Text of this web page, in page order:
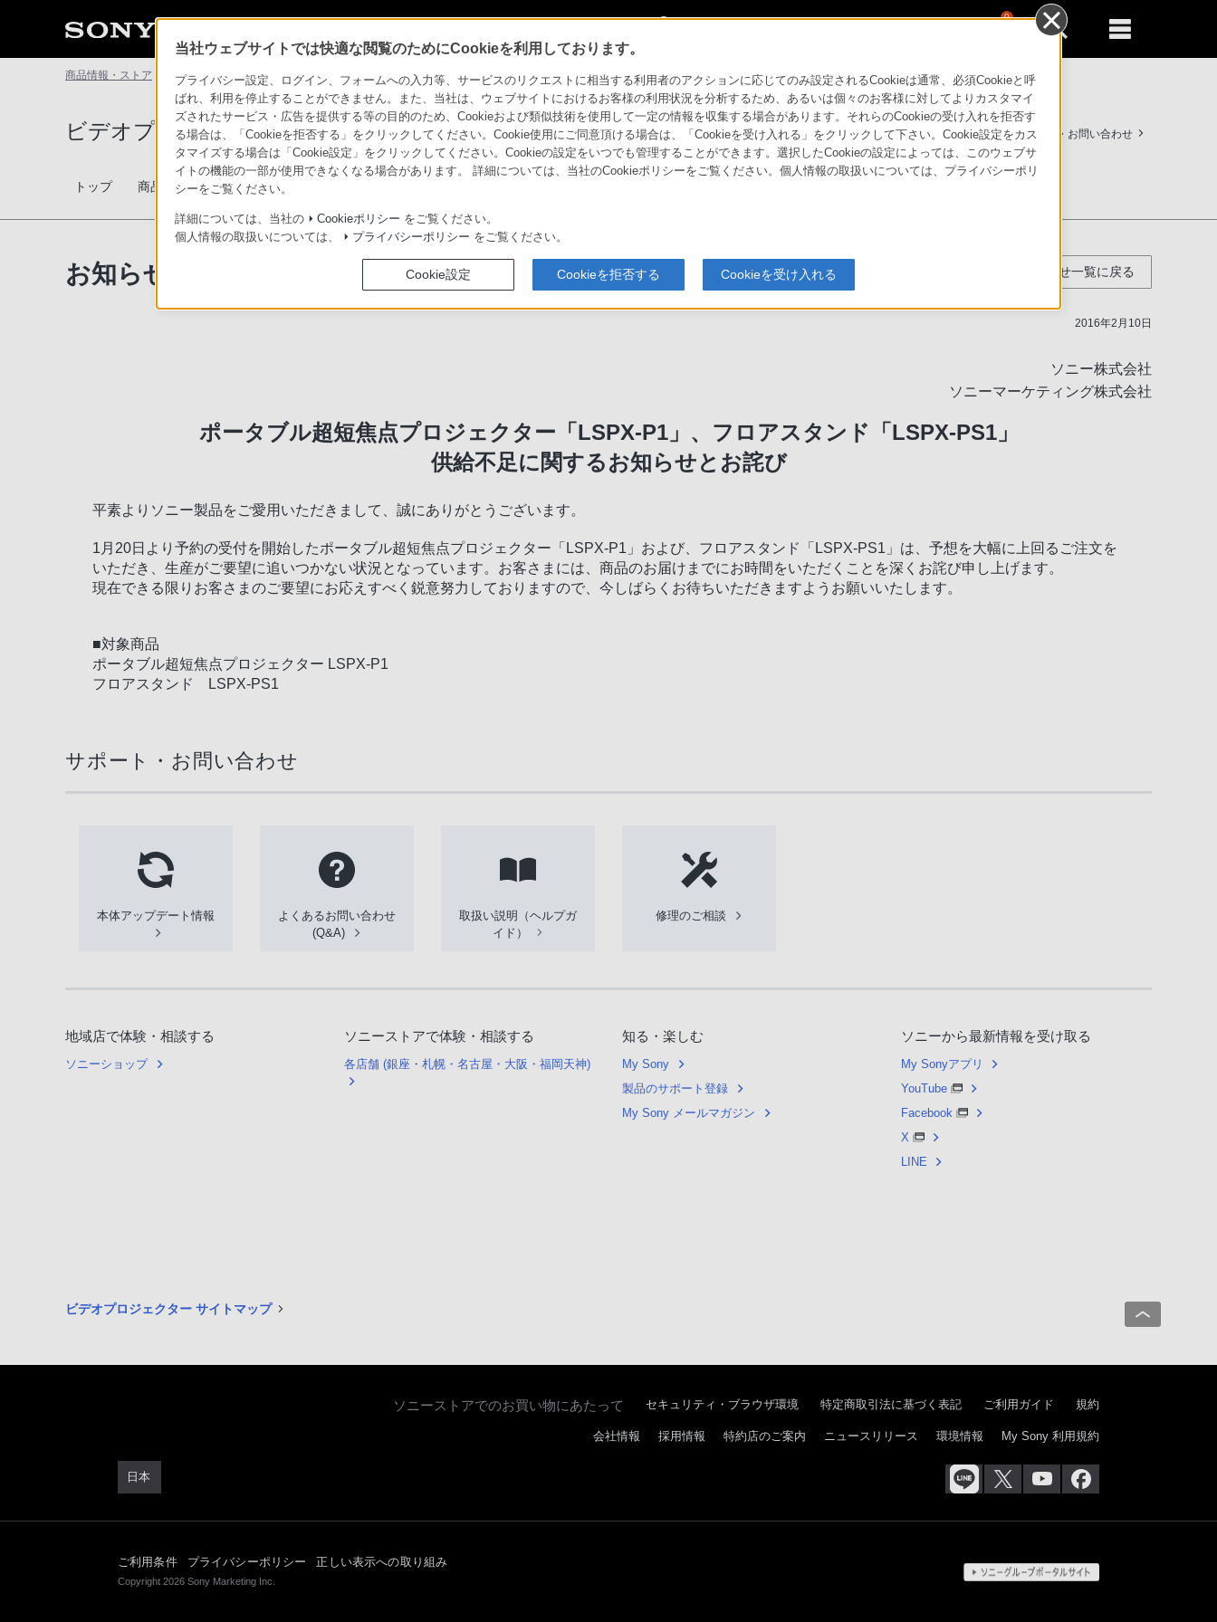
0
商品情報・ストア ビデオプロジェクター お知らせ
ビデオプロジェクター サポート・お問い合わせ
トップ 商品一覧 関連商品 比較表
ソニーストア
お知らせ お知らせ一覧に戻る
2016年2月10日
ソニー株式会社
ソニーマーケティング株式会社
ポータブル超短焦点プロジェクター「LSPX-P1」、フロアスタンド「LSPX-PS1」
供給不足に関するお知らせとお詫び
平素よりソニー製品をご愛用いただきまして、誠にありがとうございます。
1月20日より予約の受付を開始したポータブル超短焦点プロジェクター「LSPX-P1」および、フロアスタンド「LSPX-PS1」は、予想を大幅に上回るご注文を
いただき、生産がご要望に追いつかない状況となっています。お客さまには、商品のお届けまでにお時間をいただくことを深くお詫び申し上げます。
現在できる限りお客さまのご要望にお応えすべく鋭意努力しておりますので、今しばらくお待ちいただきますようお願いいたします。
■対象商品
ポータブル超短焦点プロジェクター LSPX-P1
フロアスタンド LSPX-PS1
サポート・お問い合わせ
本体アップデート情報
よくあるお問い合わせ
(Q&A)
取扱い説明（ヘルプガ
イド）
修理のご相談
地域店で体験・相談する
ソニーショップ
ソニーストアで体験・相談する
各店舗 (銀座・札幌・名古屋・大阪・福岡天神)
知る・楽しむ
My Sony
製品のサポート登録
My Sony メールマガジン
ソニーから最新情報を受け取る
My Sonyアプリ
YouTube
Facebook
X
LINE
ビデオプロジェクター サイトマップ
ソニーストアでのお買い物にあたって セキュリティ・ブラウザ環境 特定商取引法に基づく表記 ご利用ガイド 規約
日本
会社情報 採用情報 特約店のご案内 ニュースリリース 環境情報 My Sony 利用規約
ご利用条件 プライバシーポリシー 正しい表示への取り組み
Copyright 2026 Sony Marketing Inc.
当社ウェブサイトでは快適な閲覧のためにCookieを利用しております。
プライバシー設定、ログイン、フォームへの入力等、サービスのリクエストに相当する利用者のアクションに応じてのみ設定されるCookieは通常、必須Cookieと呼
ばれ、利用を停止することができません。また、当社は、ウェブサイトにおけるお客様の利用状況を分析するため、あるいは個々のお客様に対してよりカスタマイ
ズされたサービス・広告を提供する等の目的のため、Cookieおよび類似技術を使用して一定の情報を収集する場合があります。それらのCookieの受け入れを拒否す
る場合は、「Cookieを拒否する」をクリックしてください。Cookie使用にご同意頂ける場合は、「Cookieを受け入れる」をクリックして下さい。Cookie設定をカス
タマイズする場合は「Cookie設定」をクリックしてください。Cookieの設定をいつでも管理することができます。選択したCookieの設定によっては、このウェブサ
イトの機能の一部が使用できなくなる場合があります。 詳細については、当社のCookieポリシーをご覧ください。個人情報の取扱いについては、プライバシーポリ
シーをご覧ください。
詳細については、当社の Cookieポリシー をご覧ください。
個人情報の取扱いについては、
プライバシーポリシー をご覧ください。
Cookie設定 Cookieを拒否する Cookieを受け入れる